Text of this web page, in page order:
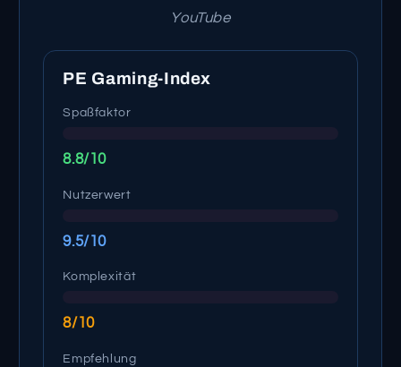
YouTube
PE Gaming-Index
Spaßfaktor
8.8/10
Nutzerwert
9.5/10
Komplexität
8/10
Empfehlung